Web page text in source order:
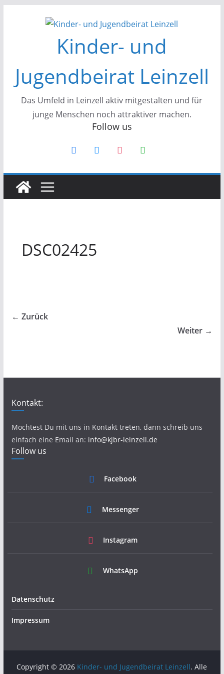
Kinder- und
Jugendbeirat Leinzell
Das Umfeld in Leinzell aktiv mitgestalten und für
junge Menschen noch attraktiver machen.
Follow us
DSC02425
← Zurück
Weiter →
Kontakt:
Möchtest Du mit uns in Kontakt treten, dann schreib uns
einfach eine Email an: info@kjbr-leinzell.de
Follow us
Facebook
Messenger
Instagram
WhatsApp
Datenschutz
Impressum
Copyright © 2026 Kinder- und Jugendbeirat Leinzell. Alle